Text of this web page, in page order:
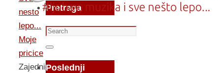
nesto
lepo...
Moje
pricice
Zajedničko
Pretraga
Search
for:
Search
Poslednji